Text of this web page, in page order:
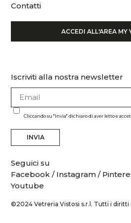
Contatti
ACCEDI ALL'AREA MY
Iscriviti alla nostra newsletter
Cliccando su "Invia" dichiaro di aver letto e
INVIA
©2024 Vetreria Vistosi s.r.l. Tutti i diritti
Seguici su
Facebook/ Instagram /
Youtube